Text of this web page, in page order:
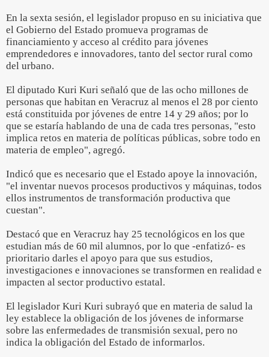
En la sexta sesión, el legislador propuso en su iniciativa que
el Gobierno del Estado promueva programas de
financiamiento y acceso al crédito para jóvenes
emprendedores e innovadores, tanto del sector rural como
del urbano.
El diputado Kuri Kuri señaló que de las ocho millones de
personas que habitan en Veracruz al menos el 28 por ciento
está constituida por jóvenes de entre 14 y 29 años; por lo
que se estaría hablando de una de cada tres personas, "esto
implica retos en materia de políticas públicas, sobre todo en
materia de empleo", agregó.
Indicó que es necesario que el Estado apoye la innovación,
"el inventar nuevos procesos productivos y máquinas, todos
ellos instrumentos de transformación productiva que
cuestan".
Destacó que en Veracruz hay 25 tecnológicos en los que
estudian más de 60 mil alumnos, por lo que -enfatizó- es
prioritario darles el apoyo para que sus estudios,
investigaciones e innovaciones se transformen en realidad e
impacten al sector productivo estatal.
El legislador Kuri Kuri subrayó que en materia de salud la
ley establece la obligación de los jóvenes de informarse
sobre las enfermedades de transmisión sexual, pero no
indica la obligación del Estado de informarlos.